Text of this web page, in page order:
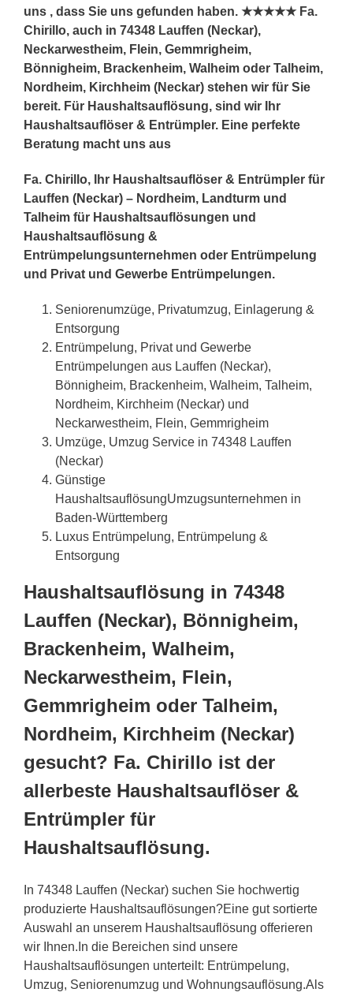
uns , dass Sie uns gefunden haben. ★★★★★ Fa.
Chirillo, auch in 74348 Lauffen (Neckar),
Neckarwestheim, Flein, Gemmrigheim,
Bönnigheim, Brackenheim, Walheim oder Talheim,
Nordheim, Kirchheim (Neckar) stehen wir für Sie
bereit. Für Haushaltsauflösung, sind wir Ihr
Haushaltsauflöser & Entrümpler. Eine perfekte
Beratung macht uns aus
Fa. Chirillo, Ihr Haushaltsauflöser & Entrümpler für
Lauffen (Neckar) – Nordheim, Landturm und
Talheim für Haushaltsauflösungen und
Haushaltsauflösung &
Entrümpelungsunternehmen oder Entrümpelung
und Privat und Gewerbe Entrümpelungen.
Seniorenumzüge, Privatumzug, Einlagerung &
Entsorgung
Entrümpelung, Privat und Gewerbe
Entrümpelungen aus Lauffen (Neckar),
Bönnigheim, Brackenheim, Walheim, Talheim,
Nordheim, Kirchheim (Neckar) und
Neckarwestheim, Flein, Gemmrigheim
Umzüge, Umzug Service in 74348 Lauffen
(Neckar)
Günstige
HaushaltsauflösungUmzugsunternehmen in
Baden-Württemberg
Luxus Entrümpelung, Entrümpelung &
Entsorgung
Haushaltsauflösung in 74348
Lauffen (Neckar), Bönnigheim,
Brackenheim, Walheim,
Neckarwestheim, Flein,
Gemmrigheim oder Talheim,
Nordheim, Kirchheim (Neckar)
gesucht? Fa. Chirillo ist der
allerbeste Haushaltsauflöser &
Entrümpler für
Haushaltsauflösung.
In 74348 Lauffen (Neckar) suchen Sie hochwertig
produzierte Haushaltsauflösungen?Eine gut sortierte
Auswahl an unserem Haushaltsauflösung offerieren
wir Ihnen.In die Bereichen sind unsere
Haushaltsauflösungen unterteilt: Entrümpelung,
Umzug, Seniorenumzug und Wohnungsauflösung.Als